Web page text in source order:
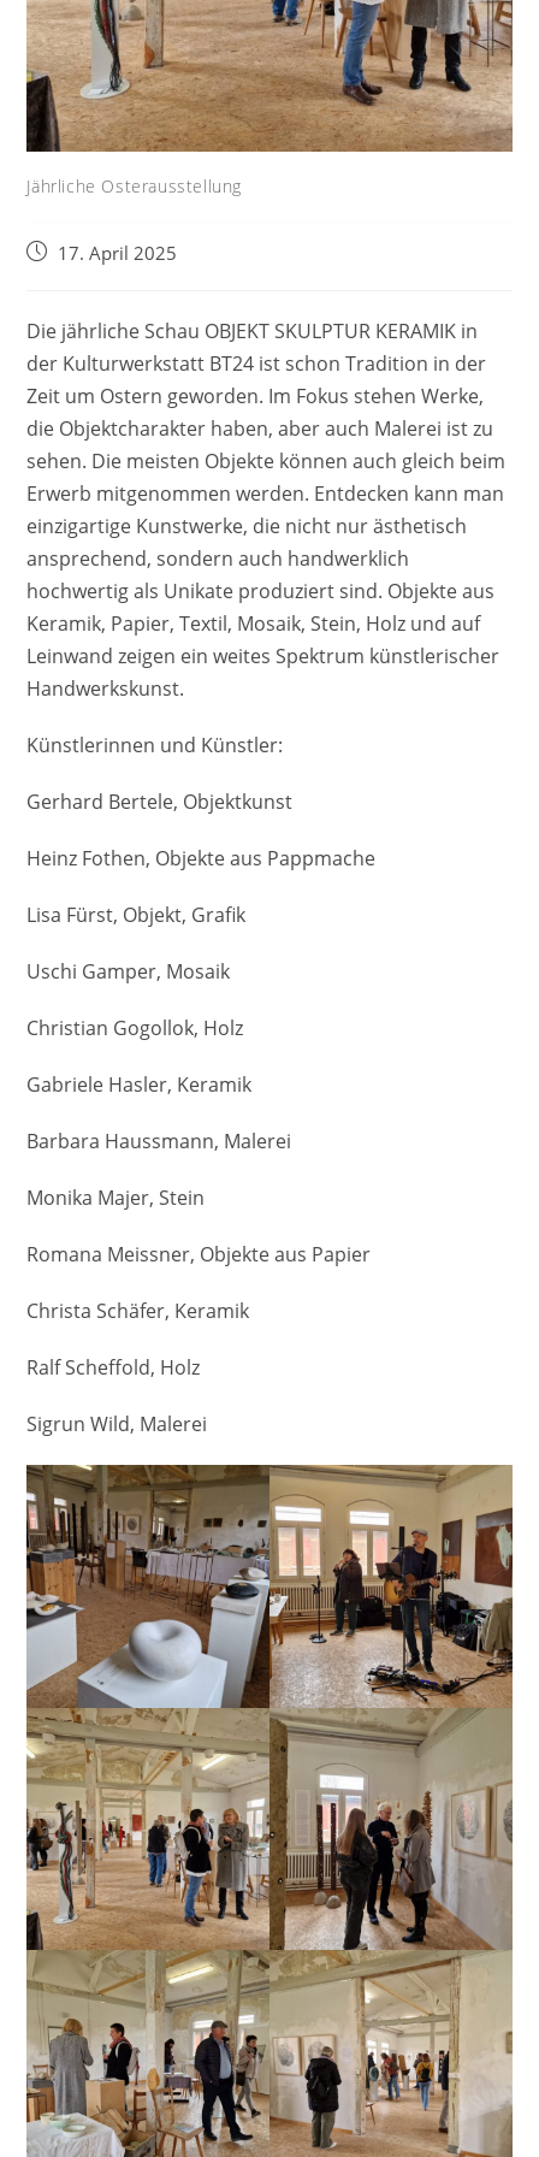
Jährliche Osterausstellung
Beitrag17. April 2025
Die jährliche Schau OBJEKT SKULPTUR KERAMIK in
der Kulturwerkstatt BT24 ist schon Tradition in der
Zeit um Ostern geworden. Im Fokus stehen Werke,
die Objektcharakter haben, aber auch Malerei ist zu
sehen. Die meisten Objekte können auch gleich beim
Erwerb mitgenommen werden. Entdecken kann man
einzigartige Kunstwerke, die nicht nur ästhetisch
ansprechend, sondern auch handwerklich
hochwertig als Unikate produziert sind. Objekte aus
Keramik, Papier, Textil, Mosaik, Stein, Holz und auf
Leinwand zeigen ein weites Spektrum künstlerischer
Handwerkskunst.
Künstlerinnen und Künstler:
Gerhard Bertele, Objektkunst
Heinz Fothen, Objekte aus Pappmache
Lisa Fürst, Objekt, Grafik
Uschi Gamper, Mosaik
Christian Gogollok, Holz
Gabriele Hasler, Keramik
Barbara Haussmann, Malerei
Monika Majer, Stein
Romana Meissner, Objekte aus Papier
Christa Schäfer, Keramik
Ralf Scheffold, Holz
Sigrun Wild, Malerei